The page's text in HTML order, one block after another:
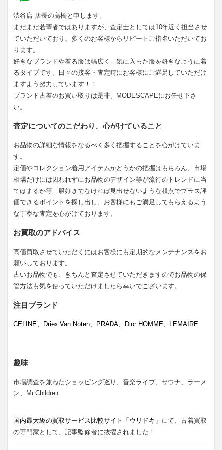
渋谷店 店長の高橋と申します。
まだまだ若輩者ではありますが、査定士としては10年近く担当させ
ていただいており、多くのお客様からリピートご指名いただいてお
ります。
好きなブランドや着る服は幅広く、気に入った服を好きなように着
るタイプです。日々の接客・査定時にお客様にご満足していただけ
ますよう努力しています！！
ブランド古着のお買い取りは是非、MODESCAPEにお任せ下さ
い。
査定についてのこだわり、心がけていること
お品物の詳細な情報をなるべく多く把握することを心がけていま
す。
定価やコレクション着用アイテムかどうかの把握はもちろん、市場
相場だけには囚われずにお品物のデザイン等が流行のトレンドに当
てはまるか等、服好きでなければ見出せないような視点でプラス評
価できるポイントを探し出し、お客様にもご満足してもらえるよう
な丁寧な査定を心がけております。
お買取のアドバイス
高価買取させていただくにはお客様にも定期的なメンテナンスをお
願いしております。
古いお品物でも、きちんと査定させていただきますのでお品物の保
管方法も気を使っていただけましたら幸いでございます。
注目ブランド
CELINE、 Dries Van Noten、 PRADA、 Dior HOMME、 LEMAIRE
趣味
市場調査を兼ねたショッピング巡り、音楽ライブ、サウナ、ラーメ
ン、Mr.Children
国内最大級の買取サービス比較サイト「ウリドキ」 にて、古着買取
の専門家として、記事監修者に抜擢されました！